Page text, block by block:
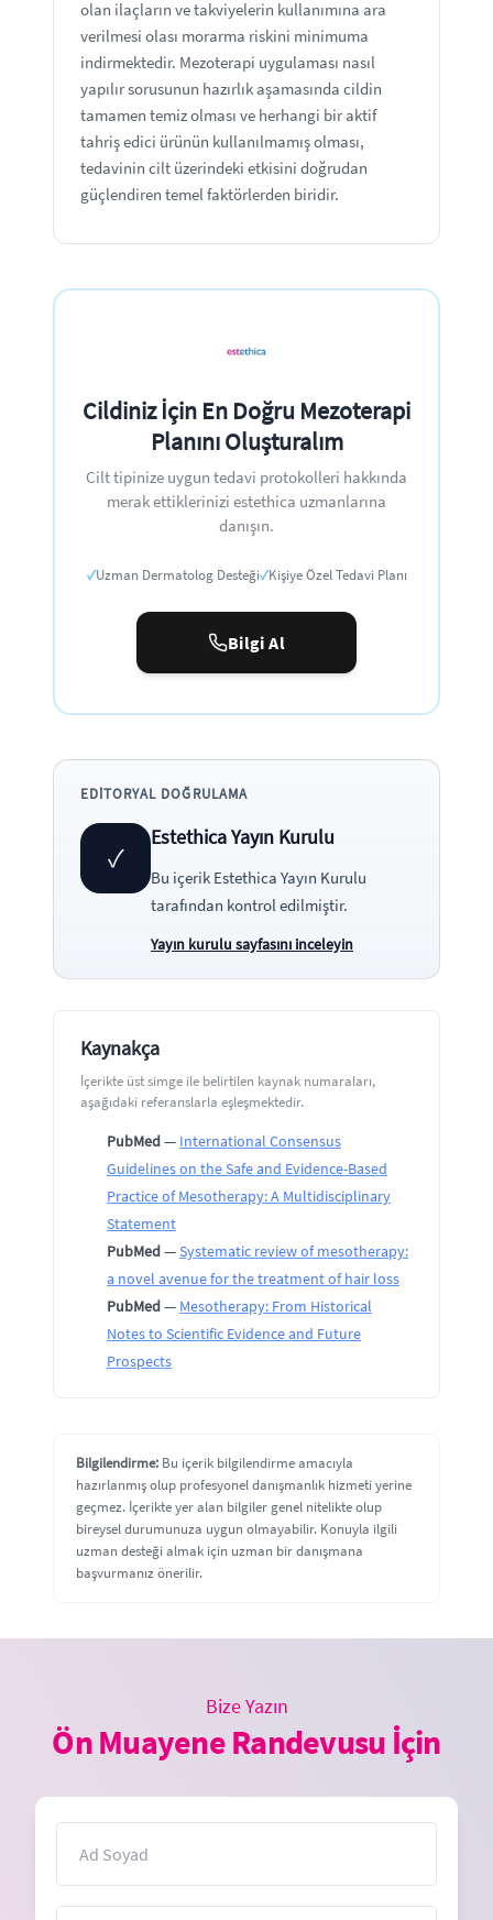
olan ilaçların ve takviyelerin kullanımına ara
verilmesi olası morarma riskini minimuma
indirmektedir. Mezoterapi uygulaması nasıl
yapılır sorusunun hazırlık aşamasında cildin
tamamen temiz olması ve herhangi bir aktif
tahriş edici ürünün kullanılmamış olması,
tedavinin cilt üzerindeki etkisini doğrudan
güçlendiren temel faktörlerden biridir.
Cildiniz İçin En Doğru Mezoterapi
Planını Oluşturalım
Cilt tipinize uygun tedavi protokolleri hakkında
merak ettiklerinizi estethica uzmanlarına
danışın.
✓Uzman Dermatolog Desteği✓Kişiye Özel Tedavi Planı
Bilgi Al
EDITORYAL DOĞRULAMA
✓
Estethica Yayın Kurulu
Bu içerik Estethica Yayın Kurulu
tarafından kontrol edilmiştir.
Yayın kurulu sayfasını inceleyin
Kaynakça
İçerikte üst simge ile belirtilen kaynak numaraları,
aşağıdaki referanslarla eşleşmektedir.
PubMed— International Consensus
Guidelines on the Safe and Evidence-Based
Practice of Mesotherapy: A Multidisciplinary
Statement
PubMed—Systematic review of mesotherapy:
a novel avenue for the treatment of hair loss
PubMed— Mesotherapy: From Historical
Notes to Scientific Evidence and Future
Prospects
Bilgilendirme: Bu içerik bilgilendirme amacıyla
hazırlanmış olup profesyonel danışmanlık hizmeti yerine
geçmez. İçerikte yer alan bilgiler genel nitelikte olup
bireysel durumunuza uygun olmayabilir. Konuyla ilgili
uzman desteği almak için uzman bir danışmana
başvurmanız önerilir.
Bize Yazın
Ön Muayene Randevusu İçin